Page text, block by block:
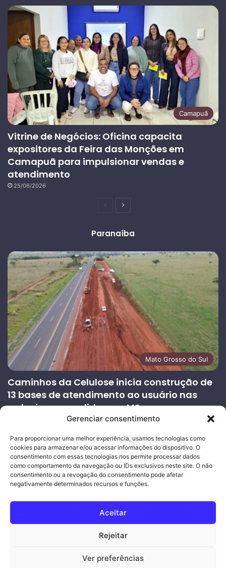
Gerenciar consentimento
Para proporcionar uma melhor experiência, usamos tecnologias como
cookies para armazenar e/ou acessar informações do dispositivo. O
consentimento com essas tecnologias nos permite processar dados
como comportamento da navegação ou IDs exclusivos neste site. O não
consentimento ou a revogação do consentimento pode afetar
negativamente determinados recursos e funções.
Aceitar
Rejeitar
Ver preferências
Camapuã
Vitrine de Negócios: Oficina capacita
expositores da Feira das Monções em
Camapuã para impulsionar vendas e
atendimento
25/06/2026
PáginaPróxima
Paranaíba
Mato Grosso do Sul
Caminhos da Celulose inicia construção de
13 bases de atendimento ao usuário nas
rodovias concedidas em MS
Página
anterior
Próxima
página
Ouro Empresas- Desenvolvimento Web
Joeber Garcia
FacebookInstagram